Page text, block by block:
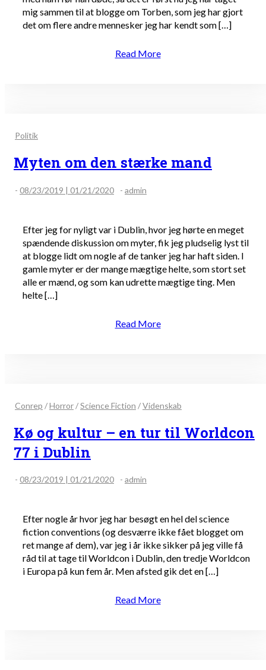
mig sammen til at blogge om Torben, som jeg har gjort
det om flere andre mennesker jeg har kendt som […]
Read More
Politik
Myten om den stærke mand
- 08/23/2019 | 01/21/2020 - admin
Efter jeg for nyligt var i Dublin, hvor jeg hørte en meget
spændende diskussion om myter, fik jeg pludselig lyst til
at blogge lidt om nogle af de tanker jeg har haft siden. I
gamle myter er der mange mægtige helte, som stort set
alle er mænd, og som kan udrette mægtige ting. Men
helte […]
Read More
Conrep /Horror/Science Fiction /Videnskab
Kø og kultur – en tur til Worldcon
77 i Dublin
- 08/23/2019 | 01/21/2020 - admin
Efter nogle år hvor jeg har besøgt en hel del science
fiction conventions (og desværre ikke fået blogget om
ret mange af dem), var jeg i år ikke sikker på jeg ville få
råd til at tage til Worldcon i Dublin, den tredje Worldcon
i Europa på kun fem år. Men afsted gik det en […]
Read More